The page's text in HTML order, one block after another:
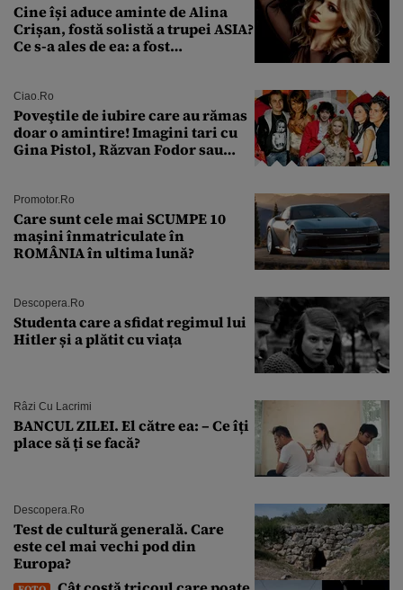
Cine își aduce aminte de Alina
Crișan, fostă solistă a trupei ASIA?
Ce s-a ales de ea: a fost
Ciao.ro
Poveştile de iubire care au rămas
doar o amintire! Imagini tari cu
Gina Pistol, Răzvan Fodor sau
Promotor.ro
Care sunt cele mai SCUMPE 10
mașini înmatriculate în
ROMÂNIA în ultima lună?
Descopera.ro
Studenta care a sfidat regimul lui
Hitler și a plătit cu viața
Râzi Cu Lacrimi
BANCUL ZILEI. El către ea: – Ce îți
place să ți se facă?
Descopera.ro
Test de cultură generală. Care
este cel mai vechi pod din
Europa?